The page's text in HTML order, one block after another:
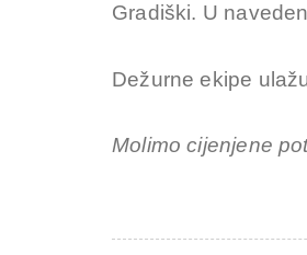
Gradiški. U
Dežurne ekipe
Molimo cijenjene